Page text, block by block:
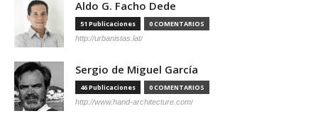
Aldo G. Facho Dede
51 Publicaciones 0 COMENTARIOS
http://urbanistas.lat/
Sergio de Miguel García
46 Publicaciones 0 COMENTARIOS
http://www.hand-architecture.com/